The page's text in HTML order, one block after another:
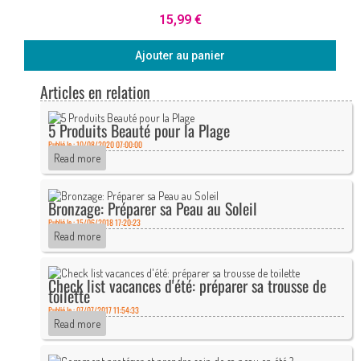
15,99 €
Ajouter au panier
Articles en relation
5 Produits Beauté pour la Plage
Publié le : 10/08/2020 07:00:00
Read more
Bronzage: Préparer sa Peau au Soleil
Publié le : 15/06/2018 17:20:23
Read more
Check list vacances d'été: préparer sa trousse de
toilette
Publié le : 07/07/2017 11:54:33
Read more